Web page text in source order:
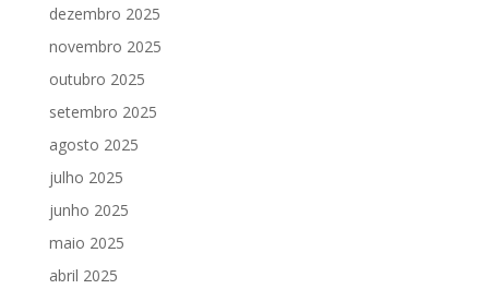
dezembro 2025
novembro 2025
outubro 2025
setembro 2025
agosto 2025
julho 2025
junho 2025
maio 2025
abril 2025